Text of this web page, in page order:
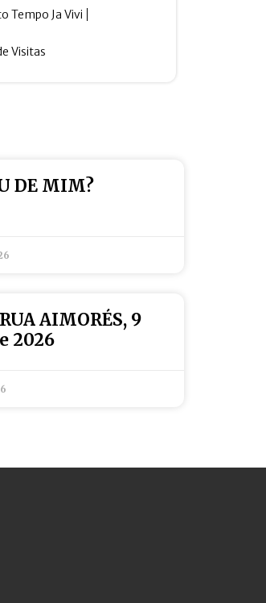
Tempo Ja Vivi
Visitas
DE MIM?
AIMORÉS, 9
2026